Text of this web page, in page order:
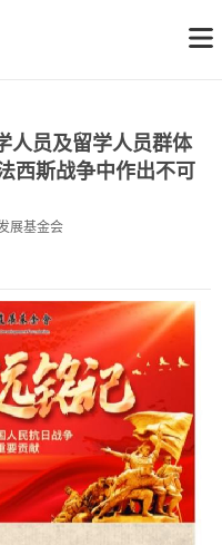
人员及留学人员群体
西斯战争中作出不可
展基金会